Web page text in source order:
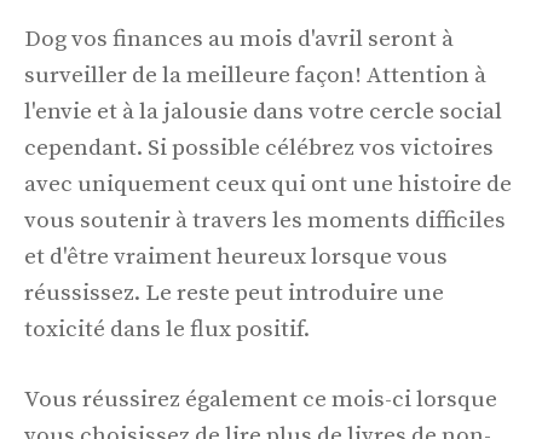
Dog vos finances au mois d'avril seront à
surveiller de la meilleure façon! Attention à
l'envie et à la jalousie dans votre cercle social
cependant. Si possible célébrez vos victoires
avec uniquement ceux qui ont une histoire de
vous soutenir à travers les moments difficiles
et d'être vraiment heureux lorsque vous
réussissez. Le reste peut introduire une
toxicité dans le flux positif.
Vous réussirez également ce mois-ci lorsque